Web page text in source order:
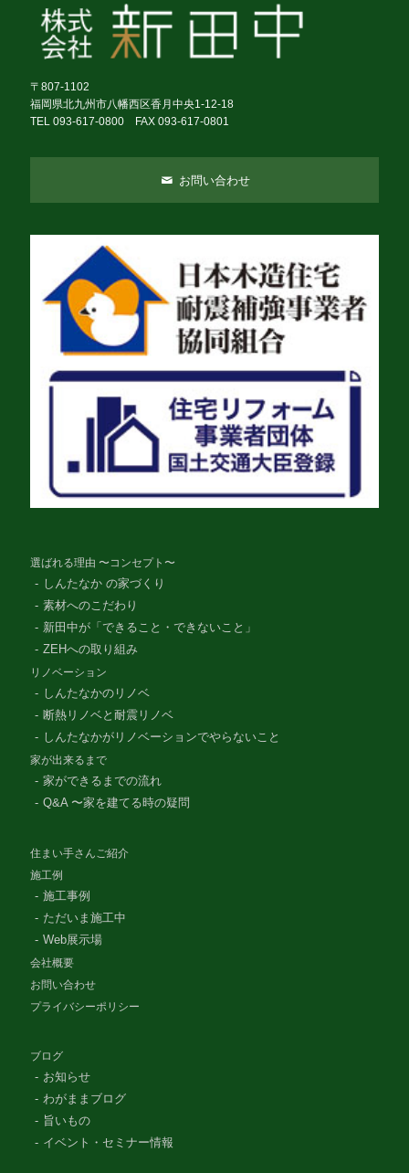
〒807-1102
福岡県北九州市八幡西区香月中央1-12-18
TEL 093-617-0800 FAX 093-617-0801
お問い合わせ
選ばれる理由 〜コンセプト〜
しんたなか の家づくり
素材へのこだわり
新田中が「できること・できないこと」
ZEHへの取り組み
リノベーション
しんたなかのリノベ
断熱リノベと耐震リノベ
しんたなかがリノベーションでやらないこと
家が出来るまで
家ができるまでの流れ
Q&A 〜家を建てる時の疑問
住まい手さんご紹介
施工例
施工事例
ただいま施工中
Web展示場
会社概要
お問い合わせ
プライバシーポリシー
ブログ
お知らせ
わがままブログ
旨いもの
イベント・セミナー情報